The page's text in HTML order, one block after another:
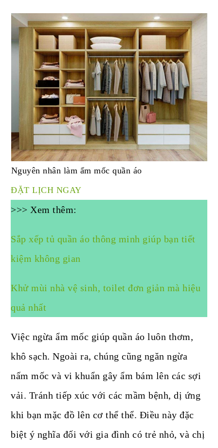
Nguyên nhân làm ẩm mốc quần áo
ĐẶT LỊCH NGAY
>>> Xem thêm:
Sắp xếp tủ quần áo thông minh giúp bạn tiết
kiệm không gian
Khử mùi nhà vệ sinh, toilet đơn giản mà hiệu
quả nhất
Việc ngừa ẩm mốc giúp quần áo luôn thơm,
khô sạch. Ngoài ra, chúng cũng ngăn ngừa
nấm mốc và vi khuẩn gây ẩm bám lên các sợi
vải. Tránh tiếp xúc với các mầm bệnh, dị ứng
khi bạn mặc đồ lên cơ thể thể. Điều này đặc
biệt ý nghĩa đối với gia đình có trẻ nhỏ, và chị